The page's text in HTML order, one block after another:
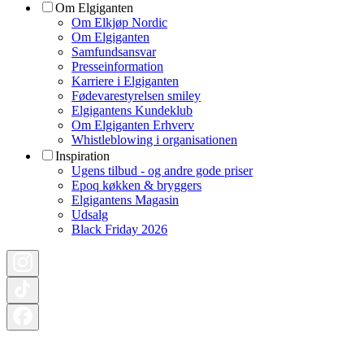
Om Elgiganten
Om Elkjøp Nordic
Om Elgiganten
Samfundsansvar
Presseinformation
Karriere i Elgiganten
Fødevarestyrelsen smiley
Elgigantens Kundeklub
Om Elgiganten Erhverv
Whistleblowing i organisationen
Inspiration
Ugens tilbud - og andre gode priser
Epoq køkken & bryggers
Elgigantens Magasin
Udsalg
Black Friday 2026